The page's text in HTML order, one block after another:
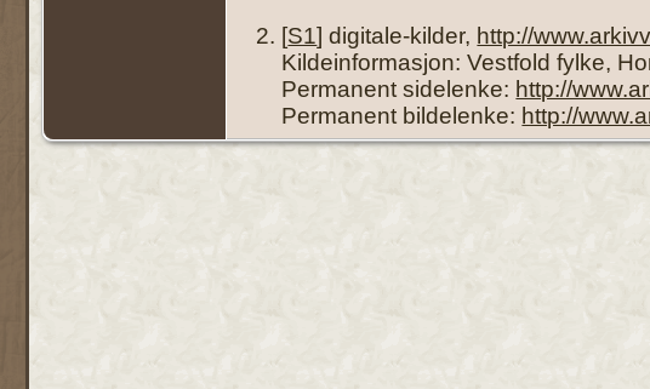
[S1] digitale-kilder, http://
Kildeinformasjon: Vestfold fylke,
Permanent sidelenke: http://
Permanent bildelenke: http://